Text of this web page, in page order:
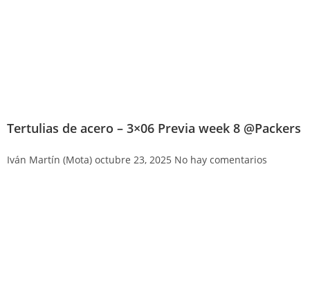
Tertulias de acero – 3×06 Previa week 8 @Packers
Iván Martín (Mota) octubre 23, 2025 No hay comentarios